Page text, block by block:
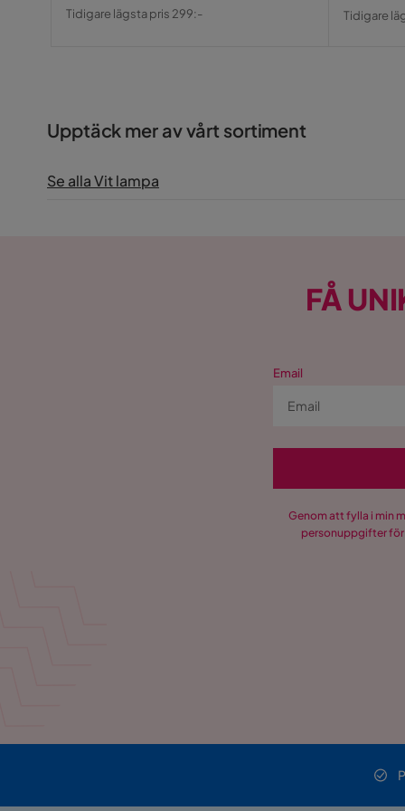
Pris
Original
Tidigare lägsta pris 299:- Pris
Tidigare
Upptäck mer av vårt sortiment
Se alla Vit lampa
FÅ
Email
Genom att fylla i min
personuppgifter för